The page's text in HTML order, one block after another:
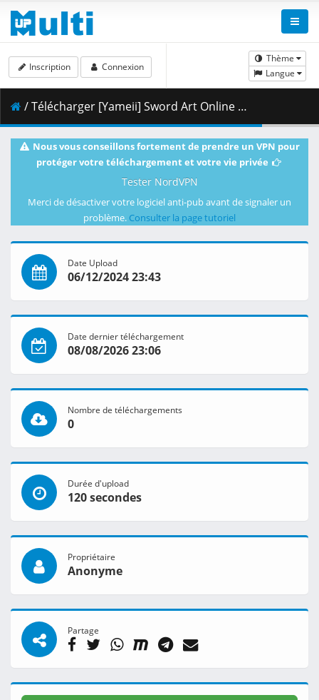
Thème
Langue
Inscription Connexion
/ Télécharger [Yameii] Sword Art Online Alternative - Gun Gale Online - S02E05 [English Dub] [CR WEB-DL 1080p] [CACFA954].mkv.002 ( 457.96 MB )
Nous vous conseillons fortement de prendre un VPN pour
protéger votre téléchargement et votre vie privée
Tester NordVPN
Merci de désactiver votre logiciel anti-pub avant de signaler un
problème. Consulter la page tutoriel
Date Upload
06/12/2024 23:43
Date dernier téléchargement
08/08/2026 23:06
Nombre de téléchargements
0
Durée d'upload
120 secondes
Propriétaire
Anonyme
Partage